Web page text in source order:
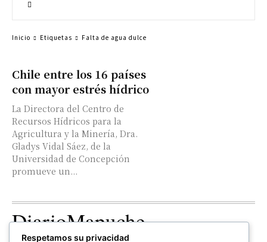
Chile entre los 16 países
con mayor estrés hídrico
La Directora del Centro de
Recursos Hídricos para la
Agricultura y la Minería, Dra.
Gladys Vidal Sáez, de la
Universidad de Concepción
promueve un...
Inicio Etiquetas Falta de agua dulce
DiarioMapuche
Respetamos su privacidad